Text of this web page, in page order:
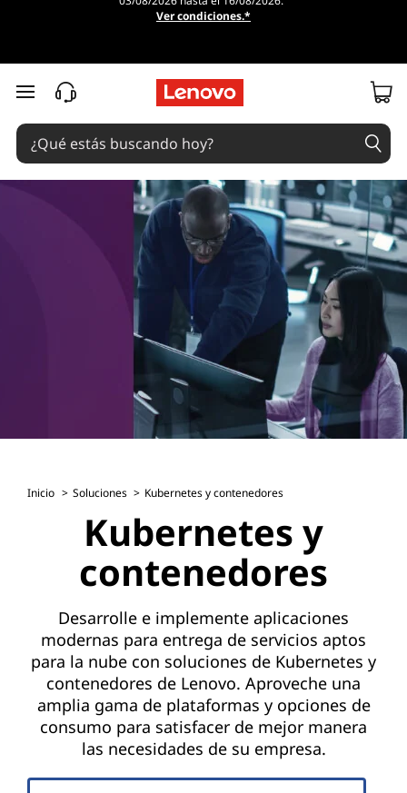
Ver condiciones.*
Ir al contenido principal
Inicio Soluciones Kubernetes y contenedores
Kubernetes y
contenedores
Desarrolle e implemente aplicaciones
modernas para entrega de servicios aptos
para la nube con soluciones de Kubernetes y
contenedores de Lenovo. Aproveche una
amplia gama de plataformas y opciones de
consumo para satisfacer de mejor manera
las necesidades de su empresa.